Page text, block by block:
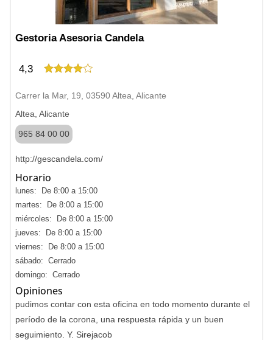
Gestoria Asesoria Candela
4,3
Carrer la Mar, 19, 03590 Altea, Alicante
Altea, Alicante
965 84 00 00
http://gescandela.com/
Horario
lunes: De 8:00 a 15:00
martes: De 8:00 a 15:00
miércoles: De 8:00 a 15:00
jueves: De 8:00 a 15:00
viernes: De 8:00 a 15:00
sábado: Cerrado
domingo: Cerrado
Opiniones
pudimos contar con esta oficina en todo momento durante el
período de la corona, una respuesta rápida y un buen
seguimiento. Y. Sirejacob